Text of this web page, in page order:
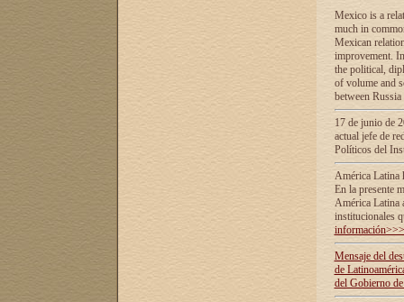
Mexico is a
much in
Mexican
improvement.
the political,
of volume and
between
17 de junio de
actual jefe de
Políticos del
América Latina
En la presente
América Latina
institucionales
información>>>
Mensaje del
de
del Gobierno